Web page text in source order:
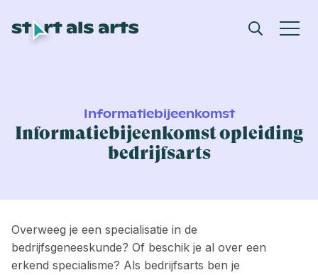
Informatiebijeenkomst
Informatiebijeenkomst opleiding
bedrijfsarts
Overweeg je een specialisatie in de
bedrijfsgeneeskunde? Of beschik je al over een
erkend specialisme? Als bedrijfsarts ben je